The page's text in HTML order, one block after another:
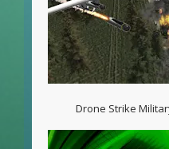
Drone Strike